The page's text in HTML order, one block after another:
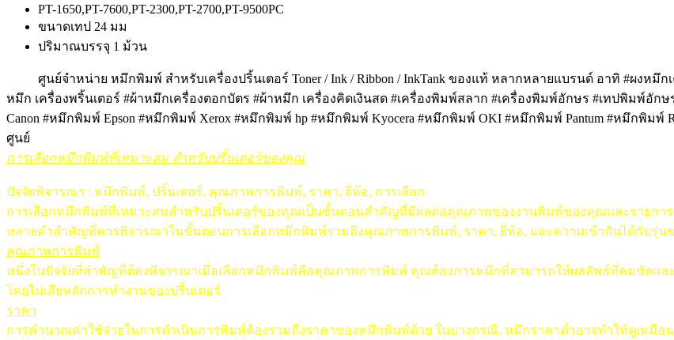
PT-1650,PT-7600,PT-2300,PT-2700,PT-9500PC
ขนาดเทป 24 มม
ปริมาณบรรจุ 1 ม้วน
ศูนย์จำหน่าย หมึกพิมพ์ สำหรับเครื่องปริ้นเตอร์ Toner / Ink / Ribbon / InkTank ของแท้ หลากหลายแบรนด์ อาทิ #ผงห
หมึก เครื่องพริ้นเตอร์ #ผ้าหมึกเครื่องตอกบัตร #ผ้าหมึก เครื่องคิดเงินสด #เครื่องพิมพ์สลาก #เครื่องพิมพ์อักษร #เทปพิมพ์อั
Canon #หมึกพิมพ์ Epson #หมึกพิมพ์ Xerox #หมึกพิมพ์ hp #หมึกพิมพ์ Kyocera #หมึกพิมพ์ OKI #หมึกพิมพ์ Pantum #หมึกพิมพ์
ศูนย์
การเลือกหมึกพิมพ์ที่เหมาะสม สำหรับปริ้นเตอร์ของคุณ
ปัจจัยพิจารณา : หมึกพิมพ์, ปริ้นเตอร์, คุณภาพการพิมพ์, ราคา, ยี่ห้อ, การเลือก
การเลือกหมึกพิมพ์ที่เหมาะสมสำหรับปริ้นเตอร์ของคุณเป็นขั้นตอนสำคัญที่มีผลต่อคุณภาพของงานพิมพ์ของคุณและรายกา
หลายคำสำคัญที่ควรพิจารณาในขั้นตอนการเลือกหมึกพิมพ์รวมถึงคุณภาพการพิมพ์, ราคา, ยี่ห้อ, และความเข้ากันได้กับรุ่น
คุณภาพการพิมพ์
หนึ่งในปัจจัยที่สำคัญที่ต้องพิจารณาเมื่อเลือกหมึกพิมพ์คือคุณภาพการพิมพ์ คุณต้องการหมึกที่สามารถให้ผลลัพธ์ที่คมชัดแล
โดยไม่เสียหลักการทำงานของปริ้นเตอร์
ราคา
การคำนวณค่าใช้จ่ายในการดำเนินการพิมพ์ต้องรวมถึงราคาของหมึกพิมพ์ด้วย ในบางกรณี, หมึกราคาต่ำอาจทำให้ดูเหมื